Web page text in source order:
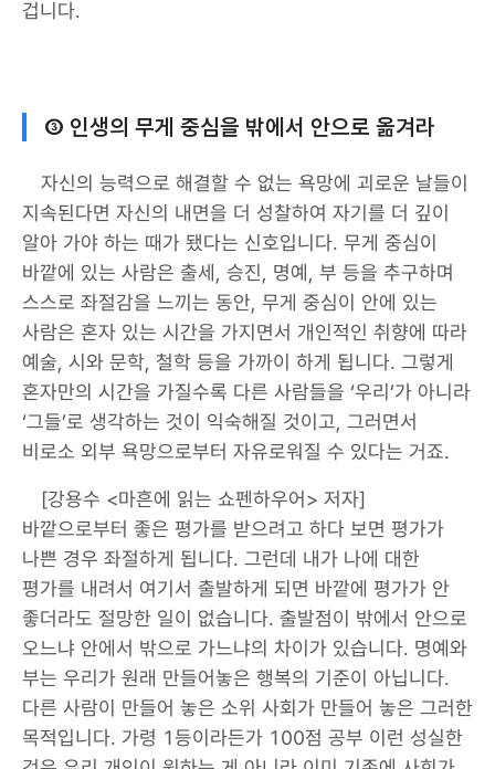
겁니다.
③ 인생의 무게 중심을 밖에서 안으로 옮겨라
자신의 능력으로 해결할 수 없는 욕망에 괴로운 날들이
지속된다면 자신의 내면을 더 성찰하여 자기를 더 깊이
알아 가야 하는 때가 됐다는 신호입니다. 무게 중심이
바깥에 있는 사람은 출세, 승진, 명예, 부 등을 추구하며
스스로 좌절감을 느끼는 동안, 무게 중심이 안에 있는
사람은 혼자 있는 시간을 가지면서 개인적인 취향에 따라
예술, 시와 문학, 철학 등을 가까이 하게 됩니다. 그렇게
혼자만의 시간을 가질수록 다른 사람들을 ‘우리’가 아니라
‘그들’로 생각하는 것이 익숙해질 것이고, 그러면서
비로소 외부 욕망으로부터 자유로워질 수 있다는 거죠.
[강용수 <마흔에 읽는 쇼펜하우어> 저자]
바깥으로부터 좋은 평가를 받으려고 하다 보면 평가가
나쁜 경우 좌절하게 됩니다. 그런데 내가 나에 대한
평가를 내려서 여기서 출발하게 되면 바깥에 평가가 안
좋더라도 절망한 일이 없습니다. 출발점이 밖에서 안으로
오느냐 안에서 밖으로 가느냐의 차이가 있습니다. 명예와
부는 우리가 원래 만들어놓은 행복의 기준이 아닙니다.
다른 사람이 만들어 놓은 소위 사회가 만들어 놓은 그러한
목적입니다. 가령 1등이라든가 100점 공부 이런 성실한